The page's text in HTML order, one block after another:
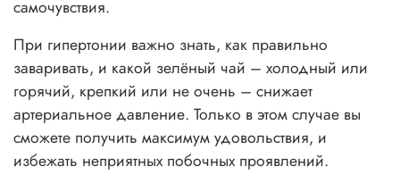
самочувствия.
При гипертонии важно знать, как правильно
заваривать, и какой зелёный чай – холодный или
горячий, крепкий или не очень – снижает
артериальное давление. Только в этом случае вы
сможете получить максимум удовольствия, и
избежать неприятных побочных проявлений.